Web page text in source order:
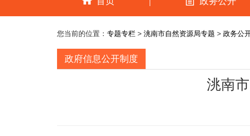
您当前的位置： 专题专栏 > 洮南市自然资源局专题 > 政务公
政府信息公开制度
洮南